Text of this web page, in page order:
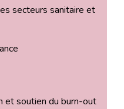
secteurs sanitaire et
et soutien du burn-out